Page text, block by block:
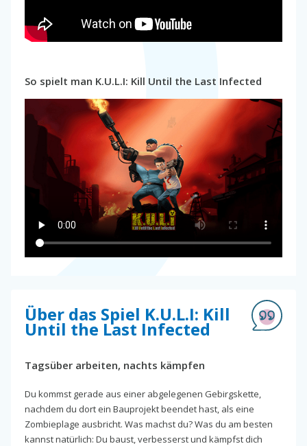
So spielt man K.U.L.I: Kill Until the Last Infected
Über das Spiel K.U.L.I: Kill
Until the Last Infected
Tagsüber arbeiten, nachts kämpfen
Du kommst gerade aus einer abgelegenen Gebirgskette,
nachdem du dort ein Bauprojekt beendet hast, als eine
Zombieplage ausbricht. Was machst du? Was du am besten
kannst natürlich: Du baust, verbesserst und kämpfst dich